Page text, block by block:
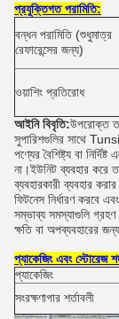
প্রযুক্তিগত পরামিতি:
বন্ধন পরামিতি (শুধুমাত্র
রেফারেন্সের জন্য)
ওয়াশিং প্রতিরোধ
আইনি বিবৃতি:উপরোক্ত
সুপারিশগুলির সাথে
পণ্যের বৈশিষ্ট্য বা
না।ইউনিট ব্যবহার করে
ব্যবহারকারী ব্যবহার
ফিটনেস নির্ধারণ করবে
সম্ভাব্য সমস্যাগুলি
ক্ষতি বা অপব্যবহারের
প্যাকেজিং এবং স্টোরেজ
প্যাকেজিং
সংরক্ষণাগার শর্তাবলী